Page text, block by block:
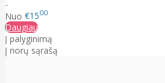
..
Nuo €1500
Daugiau
Į palyginimą
Į norų sąrašą